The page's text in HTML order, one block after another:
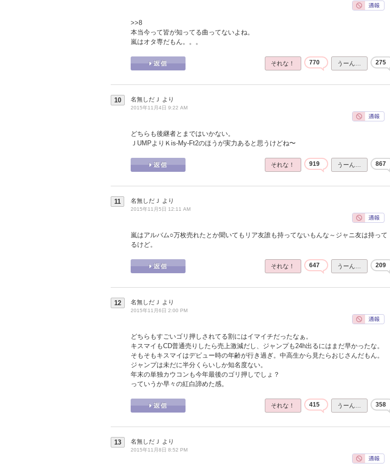
>>8
本当今って皆が知ってる曲ってないよね。
嵐はオタ専だもん。。。
それな！ 770 うーん… 275
10 名無しだＪ より
2015年11月4日 9:22 AM
どちらも後継者とまではいかない。
ＪUMPよりＫis-My-Ft2のほうが実力あると思うけどね〜
それな！ 919 うーん… 867
11 名無しだＪ より
2015年11月5日 12:11 AM
嵐はアルバム○万枚売れたとか聞いてもリア友誰も持ってないもんな～ジャニ友は持って
るけど。
それな！ 647 うーん… 209
12 名無しだＪ より
2015年11月6日 2:00 PM
どちらもすごいゴリ押しされてる割にはイマイチだったなぁ。
キスマイもCD普通売りしたら売上激減だし、ジャンプも24h出るにはまだ早かったな。
そもそもキスマイはデビュー時の年齢が行き過ぎ。中高生から見たらおじさんだもん。
ジャンプは未だに半分くらいしか知名度ない。
年末の単独カウコンも今年最後のゴリ押しでしょ？
っていうか早々の紅白諦めた感。
それな！ 415 うーん… 358
13 名無しだＪ より
2015年11月8日 8:52 PM